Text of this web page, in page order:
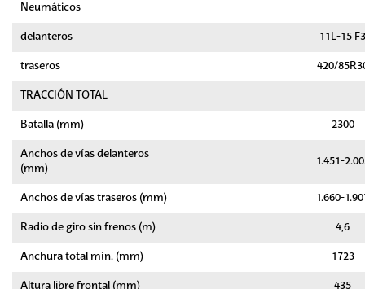
Neumáticos
delanteros 11L-15 F3
traseros 420/
TRACCIÓN TOTAL
Batalla (mm) 2300
Anchos de vías delanteros
(mm)
1.451-
Anchos de vías traseros (mm) 1.660-
Radio de giro sin frenos (m) 4,6
Anchura total mín. (mm) 1723
Altura libre frontal (mm) 435